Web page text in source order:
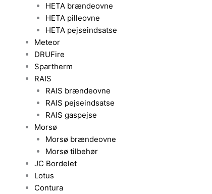
HETA brændeovne
HETA pilleovne
HETA pejseindsatse
Meteor
DRUFire
Spartherm
RAIS
RAIS brændeovne
RAIS pejseindsatse
RAIS gaspejse
Morsø
Morsø brændeovne
Morsø tilbehør
JC Bordelet
Lotus
Contura